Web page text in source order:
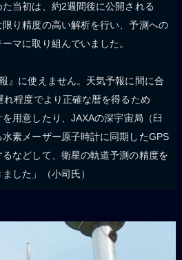
当初は、約2週間後に公開される
限り精度の高い解析を行い、予測への
マに取り組んでいました。
』に使えません。天気予報に間に合
れ程度でより正確な暦を得るため
用意したり、JAXAの深宇宙局（臼
素メーザー原子時計に同期したGPS
などして、衛星の軌道予測の精度を
した」（小司氏）